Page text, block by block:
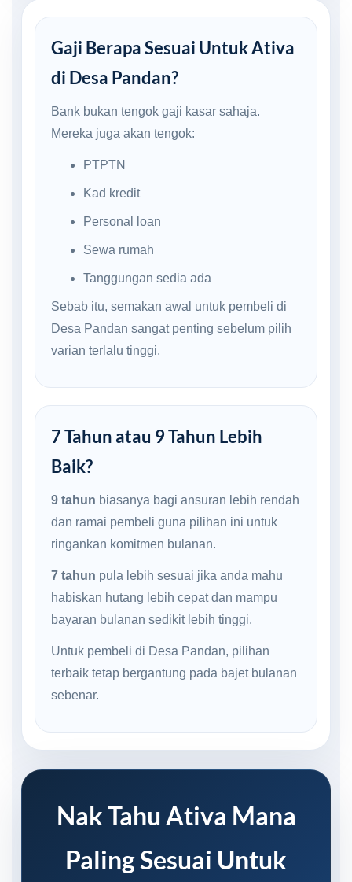
Gaji Berapa Sesuai Untuk Ativa
di Desa Pandan?
Bank bukan tengok gaji kasar sahaja.
Mereka juga akan tengok:
PTPTN
Kad kredit
Personal loan
Sewa rumah
Tanggungan sedia ada
Sebab itu, semakan awal untuk pembeli di
Desa Pandan sangat penting sebelum pilih
varian terlalu tinggi.
7 Tahun atau 9 Tahun Lebih
Baik?
9 tahun biasanya bagi ansuran lebih rendah
dan ramai pembeli guna pilihan ini untuk
ringankan komitmen bulanan.
7 tahun pula lebih sesuai jika anda mahu
habiskan hutang lebih cepat dan mampu
bayaran bulanan sedikit lebih tinggi.
Untuk pembeli di Desa Pandan, pilihan
terbaik tetap bergantung pada bajet bulanan
sebenar.
Nak Tahu Ativa Mana
Paling Sesuai Untuk